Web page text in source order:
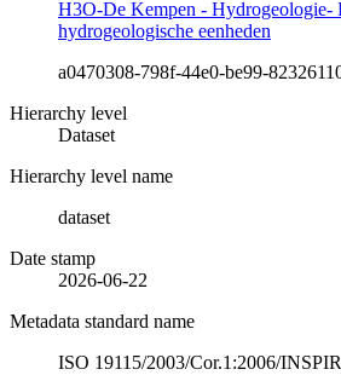
H3O-De Kempen - Hydrogeologie-
hydrogeologische eenheden
a0470308-798f-44e0-be99-
Hierarchy level
Dataset
Hierarchy level name
dataset
Date stamp
2026-06-22
Metadata standard name
ISO 19115/2003/Cor.1:2006/